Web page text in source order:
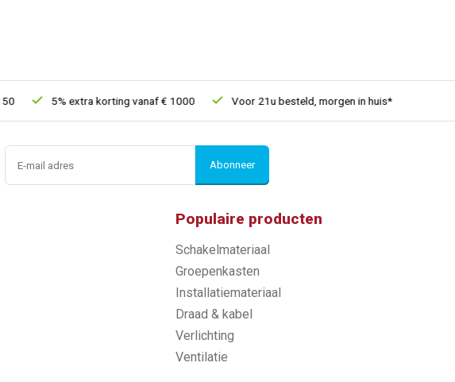
5% extra korting vanaf € 1000 Voor 21u besteld, morgen in huis*
Abonneer
Populaire producten
Schakelmateriaal
Groepenkasten
Installatiemateriaal
Draad & kabel
Verlichting
Ventilatie